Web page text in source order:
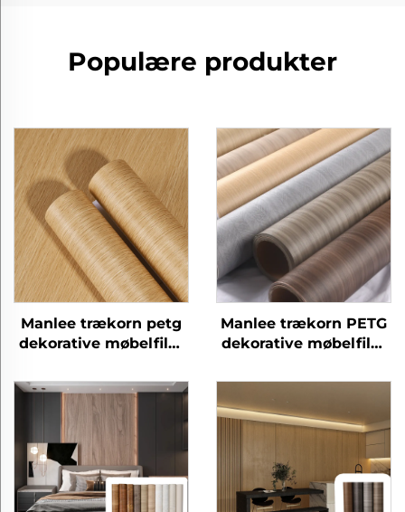
Populære produkter
Manlee trækorn petg
dekorative møbelfilm
Manlee trækorn PETG
dekorative møbelfilm
hotel